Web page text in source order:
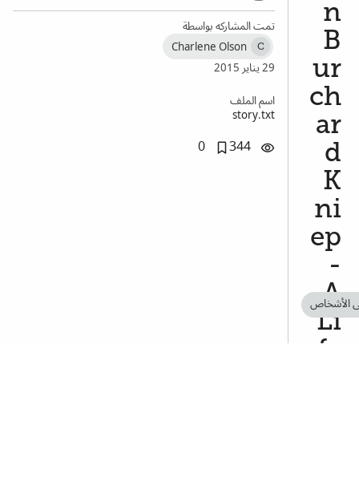
n
B
ur
ch
ar
d
K
ni
ep
-
A
Li
fe
الأشخاص
تمت المشاركه بواسطة
C
Charlene Olson
29 يناير 2015
اسم الملف
story.txt
344
0